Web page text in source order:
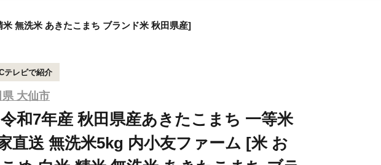
無洗米 あきたこまち ブランド米 秋田県産]
テレビで紹介
県 大仙市
和7年産 秋田県産あきたこまち 一等米
直送 無洗米5kg 内小友ファーム [米 お